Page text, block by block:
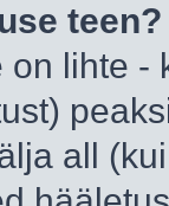
teen?
lihte
all